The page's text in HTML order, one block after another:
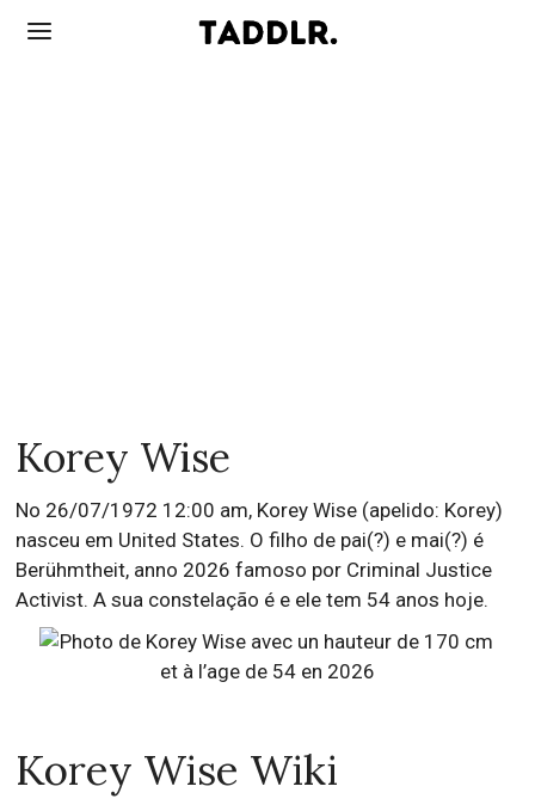
Korey Wise
No 26/07/1972 12:00 am, Korey Wise (apelido: Korey)
nasceu em United States. O filho de pai(?) e mai(?) é
Berühmtheit, anno 2026 famoso por Criminal Justice
Activist. A sua constelação é e ele tem 54 anos hoje.
Korey Wise Wiki